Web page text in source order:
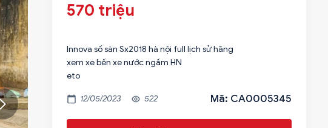
570 triệu
Innova số sàn Sx2018 hà nội full lịch sử hãng
xem xe bến xe nước ngầm HN
eto
12/05/2023 522 Mã: CA0005345